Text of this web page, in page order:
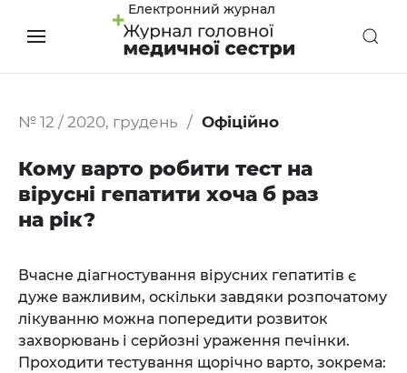
Електронний журнал
№ 12 / 2020, грудень Офіційно
Кому варто робити тест на
вірусні гепатити хоча б раз
на рік?
Вчасне діагностування вірусних гепатитів є
дуже важливим, оскільки завдяки розпочатому
лікуванню можна попередити розвиток
захворювань і серйозні ураження печінки.
Проходити тестування щорічно варто, зокрема: